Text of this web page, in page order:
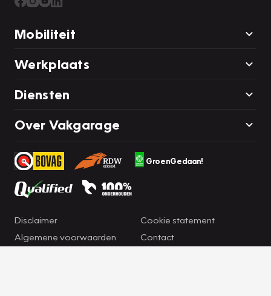
Mobiliteit
Werkplaats
Diensten
Over Vakgarage
GroenGedaan!
Disclaimer
Algemene voorwaarden
Cookie statement
Contact